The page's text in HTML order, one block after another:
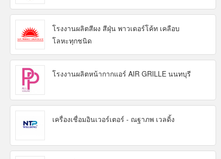
โรงงานผลิตสีผง สีฝุ่น พาวเดอร์โค้ท เคลือบ
โลหะทุกชนิด
โรงงานผลิตหน้ากากแอร์ AIR GRILLE นนทบุรี
เครื่องเชื่อมอินเวอร์เตอร์ - ณฐาภพ เวลดิ้ง